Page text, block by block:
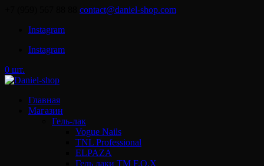
contact@daniel-shop.com
Instagram
Instagram
0 шт.
Главная
Магазин
Гель-лак
Vogue Nails
TNL Professional
ELPAZA
Гель лаки ТМ F.O.X